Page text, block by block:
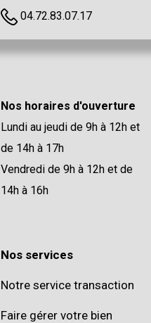
04.72.83.07.17
Nos horaires d'ouverture
Lundi au jeudi de 9h à 12h et
de 14h à 17h
Vendredi de 9h à 12h et de
14h à 16h
Nos services
Notre service transaction
Faire gérer votre bien